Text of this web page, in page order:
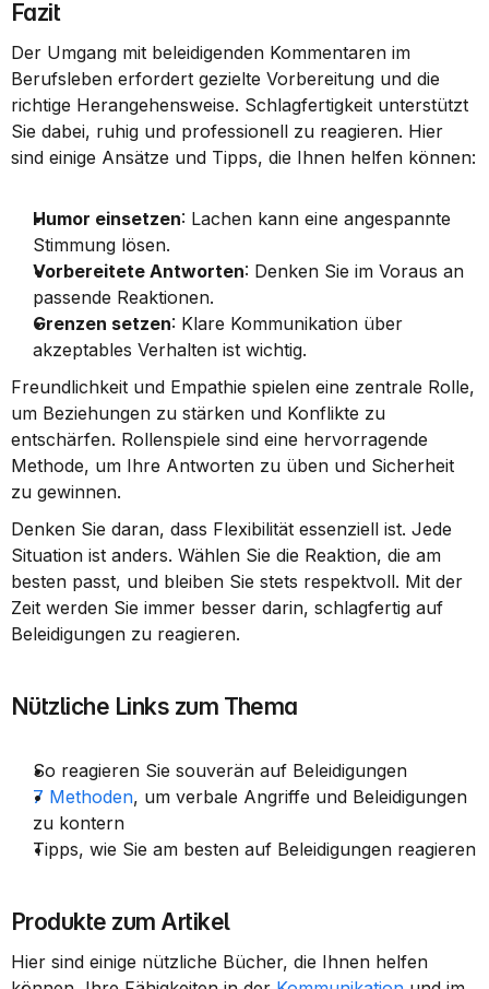
Fazit
Der Umgang mit beleidigenden Kommentaren im
Berufsleben erfordert gezielte Vorbereitung und die
richtige Herangehensweise. Schlagfertigkeit unterstützt
Sie dabei, ruhig und professionell zu reagieren. Hier
sind einige Ansätze und Tipps, die Ihnen helfen können:
Humor einsetzen: Lachen kann eine angespannte
Stimmung lösen.
Vorbereitete Antworten: Denken Sie im Voraus an
passende Reaktionen.
Grenzen setzen: Klare Kommunikation über
akzeptables Verhalten ist wichtig.
Freundlichkeit und Empathie spielen eine zentrale Rolle,
um Beziehungen zu stärken und Konflikte zu
entschärfen. Rollenspiele sind eine hervorragende
Methode, um Ihre Antworten zu üben und Sicherheit
zu gewinnen.
Denken Sie daran, dass Flexibilität essenziell ist. Jede
Situation ist anders. Wählen Sie die Reaktion, die am
besten passt, und bleiben Sie stets respektvoll. Mit der
Zeit werden Sie immer besser darin, schlagfertig auf
Beleidigungen zu reagieren.
Nützliche Links zum Thema
So reagieren Sie souverän auf Beleidigungen
7 Methoden, um verbale Angriffe und Beleidigungen
zu kontern
Tipps, wie Sie am besten auf Beleidigungen reagieren
Produkte zum Artikel
Hier sind einige nützliche Bücher, die Ihnen helfen